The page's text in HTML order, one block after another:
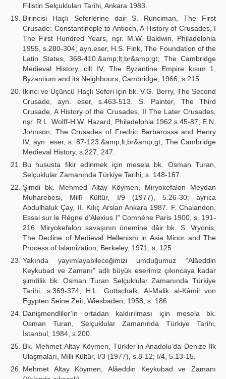
Filistin Selçukluları Tarihi, Ankara 1983.
Birincisi Haçlı Seferlerine dair S. Runciman, The First
Crusade: Constantinople to Antioch, A History of Crusades, I
The First Hundred Years, nşr. M.W. Baldwin, Philadelphia
1955, s.280-304; ayn.eser, H.S. Fink, The Foundation of the
Latin States, 368-410.&amp;lt;br&amp;gt; The Cambridge
Medieval History, cilt IV, The Byzantine Empire kısım 1,
Byzantium and its Neighbours, Cambridge, 1966, s.215.
İkinci ve Üçüncü Haçlı Seferi için bk. V.G. Berry, The Second
Crusade, ayn. eser, s.463-513. S. Painter, The Third
Crusade, A History of the Crusades, II The Later Crusades,
nşr. R.L. Wolff-H.W. Hazard, Philadelphia 1962 s.45-87; E.N.
Johnson, The Crusades of Fredric Barbarossa and Henry
IV, ayn. eser, s. 87-123.&amp;lt;br&amp;gt; The Cambridge
Medieval History, s.227, 247.
Bu hususta fikir edinmek için mesela bk. Osman Turan,
Selçuklular Zamanında Türkiye Tarihi, s. 148-167.
Şimdi bk. Mehmed Altay Köymen, Miryokefalon Meydan
Muharebesi, Millî Kültür, I/9 (1977), 5.26-30; ayrıca
Abdulhaluk Çay, II. Kılıç Arslan Ankara 1987. F. Chalandon,
Essai sur le Régne d’Alexius I" Comnéne Paris 1900, s. 191-
216. Miryokefalon savaşının önemine dâir bk. S. Vryonis,
The Decline of Medieval Hellenism in Asia Minor and The
Process of Islamization, Berkeley, 1971, s. 125.
Yakında yayımlayabileceğimizi umduğumuz “Alâeddin
Keykubad ve Zamanı" adlı büyük eserimiz çıkıncaya kadar
şimdilik bk. Osman Turan Selçuklular Zamanında Türkiye
Tarihi, s.369-374; H.L. Gottschalk, Al-Malik al-Kâmil von
Egypten Seine Zeit, Wiesbaden, 1958, s. 186.
Danişmendliler’in ortadan kaldırılması için mesela bk.
Osman Turan, Selçuklular Zamanında Türkiye Tarihi,
İstanbul, 1984, s.200.
Bk. Mehmet Altay Köymen, Türkler’in Anadolu’da Denize İlk
Ulaşmaları, Milli Kültür, I/3 (1977), s.8-12; I/4, 5.13-15.
Mehmet Altay Köymen, Alâeddin Keykubad ve Zamanı